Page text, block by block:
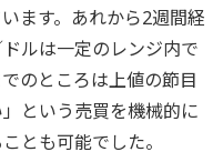
ます。あれから2週間経
ルは一定のレンジ内で
のところは上値の節目
という売買を機械的に
とも可能でした。